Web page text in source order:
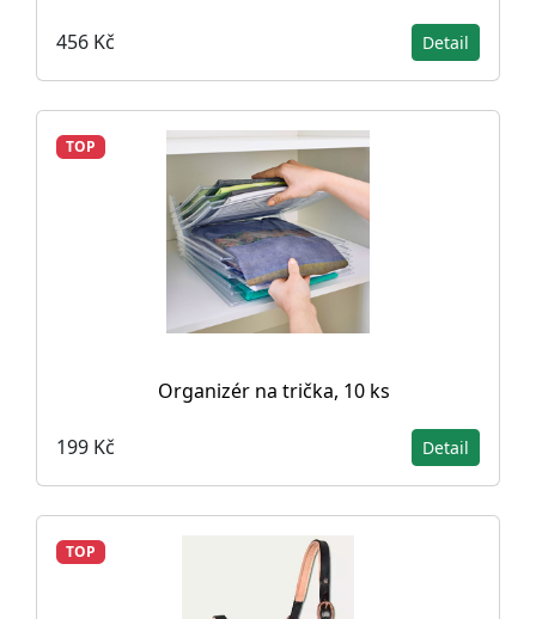
456 Kč Detail
TOP
Organizér na trička, 10 ks
199 Kč Detail
TOP